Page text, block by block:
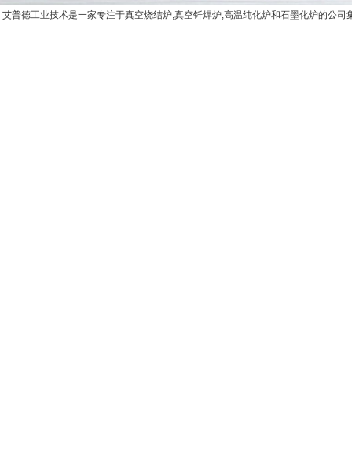
艾普德工业技术是一家专注于真空烧结炉,真空钎焊炉,高温纯化炉和石墨化炉的公